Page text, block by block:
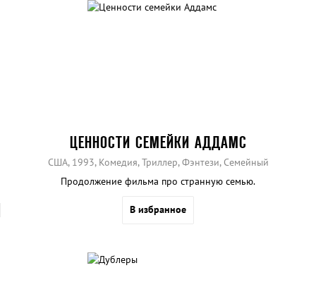
ЦЕННОСТИ СЕМЕЙКИ АДДАМС
США, 1993, Комедия, Триллер, Фэнтези, Семейный
Продолжение фильма про странную семью.
В избранное